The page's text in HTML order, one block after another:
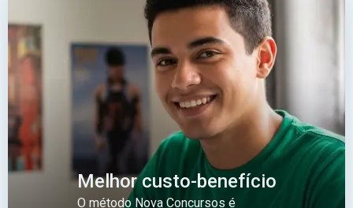
Melhor custo-benefício
O método Nova Concursos é